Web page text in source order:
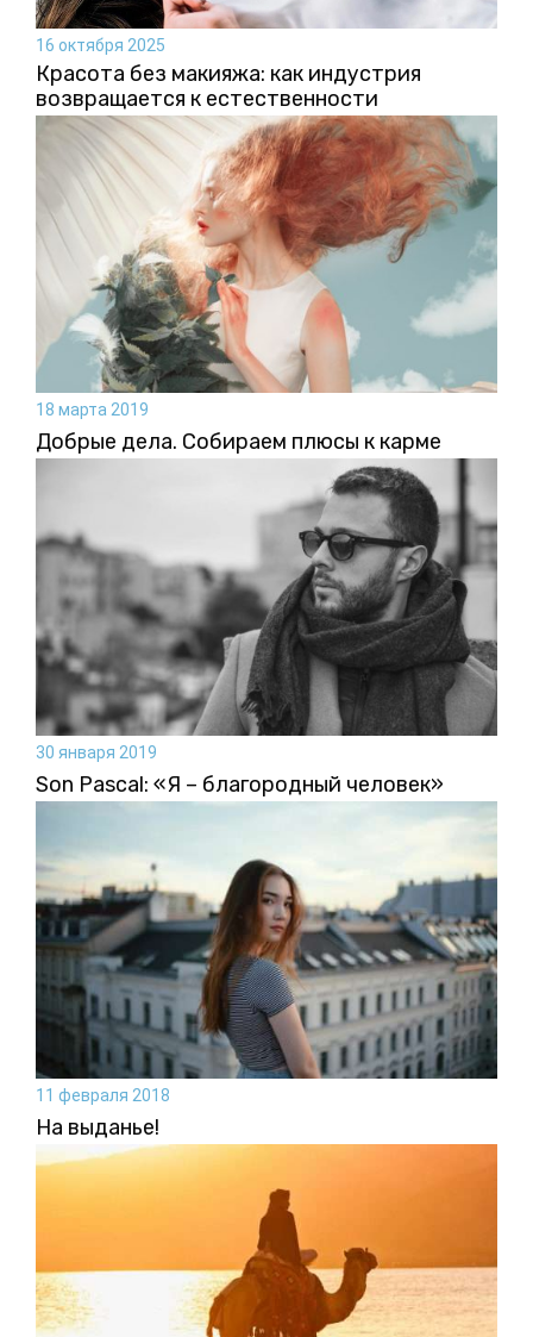
16 октября 2025
Красота без макияжа: как индустрия
возвращается к естественности
18 марта 2019
Добрые дела. Собираем плюсы к карме
30 января 2019
Son Pascal: «Я – благородный человек»
11 февраля 2018
На выданье!